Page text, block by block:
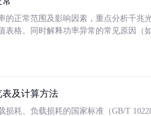
的正常范围及影响因素，重点分析千兆
表格。同时解释功率异常的常见原因（
及计算方法
损耗、负载损耗的国家标准（GB/T